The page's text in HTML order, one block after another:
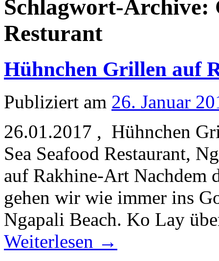
Schlagwort-Archive:
Resturant
Hühnchen Grillen auf
Publiziert am 26. Januar
26.01.2017 , Hühnchen
Sea Seafood Restaurant,
auf Rakhine-Art Nachdem
gehen wir wie immer ins
Ngapali Beach. Ko Lay
Weiterlesen →